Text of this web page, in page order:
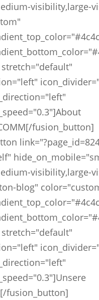
visibility,large-
fusion_button]
visibility,large-
blog"
fusion_button]